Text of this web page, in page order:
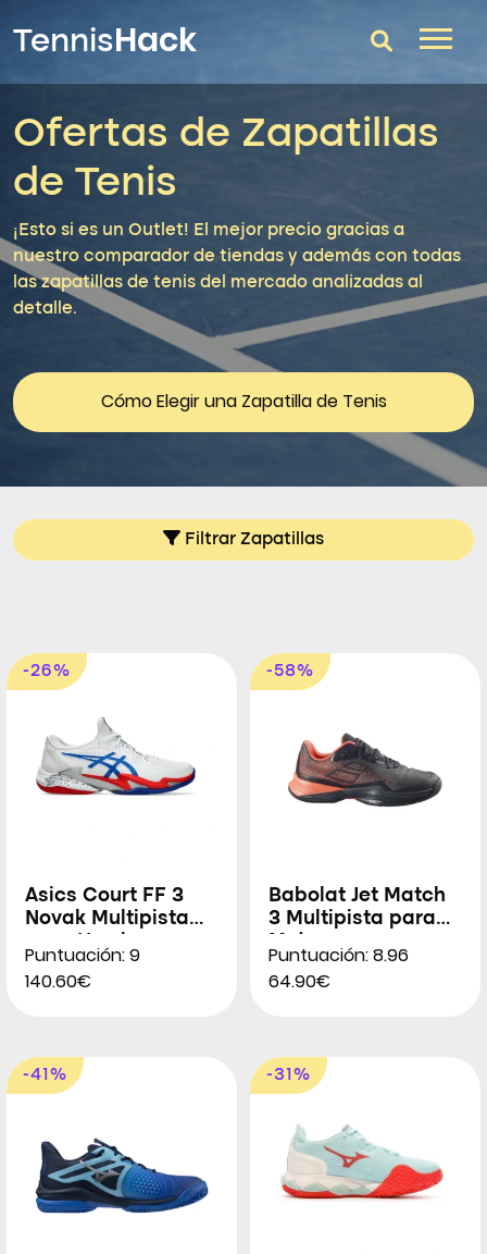
TennisHack
T-Finder
Raquetas de tenis
Zapatillas
Comparador
Consultorio
Blog
Ofertas de Zapatillas
de Tenis
¡Esto si es un Outlet! El mejor precio gracias a
nuestro comparador de tiendas y además con todas
las zapatillas de tenis del mercado analizadas al
detalle.
Cómo Elegir una Zapatilla de Tenis
Filtrar Zapatillas
-26%
Asics Court FF 3
Novak Multipista
Puntuación: 9
140.60€
-58%
Babolat Jet Match
3 Multipista para
Puntuación: 8.96
64.90€
-41% -31%